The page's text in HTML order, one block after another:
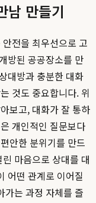
남 만들기
전을 최우선으로 고
방된 공공장소를 만
대방과 충분한 대화
것도 중요합니다. 위
보고, 대화가 잘 통하
개인적인 질문보다
안한 분위기를 만드
마음으로 상대를 대
어떤 관계로 이어질
가는 과정 자체를 즐